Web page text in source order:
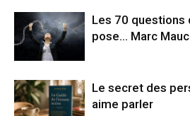
Les 70 questions
pose… Marc
Le secret des
aime parler